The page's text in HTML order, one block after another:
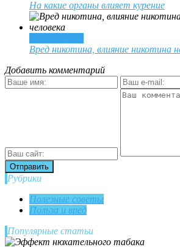
На какие органы влияет курение
Вред никотина, влияние никотина
Добавить комментарий
Рубрики
Полезные советы
Польза и вред
Популярные статьи